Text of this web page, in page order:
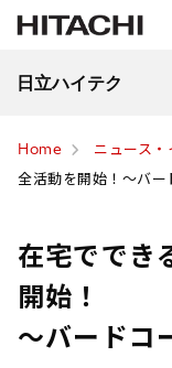
日立ハイテク
Home ニュース・
全活動を開始！～バー
在宅ででき
開始！
～バードコ